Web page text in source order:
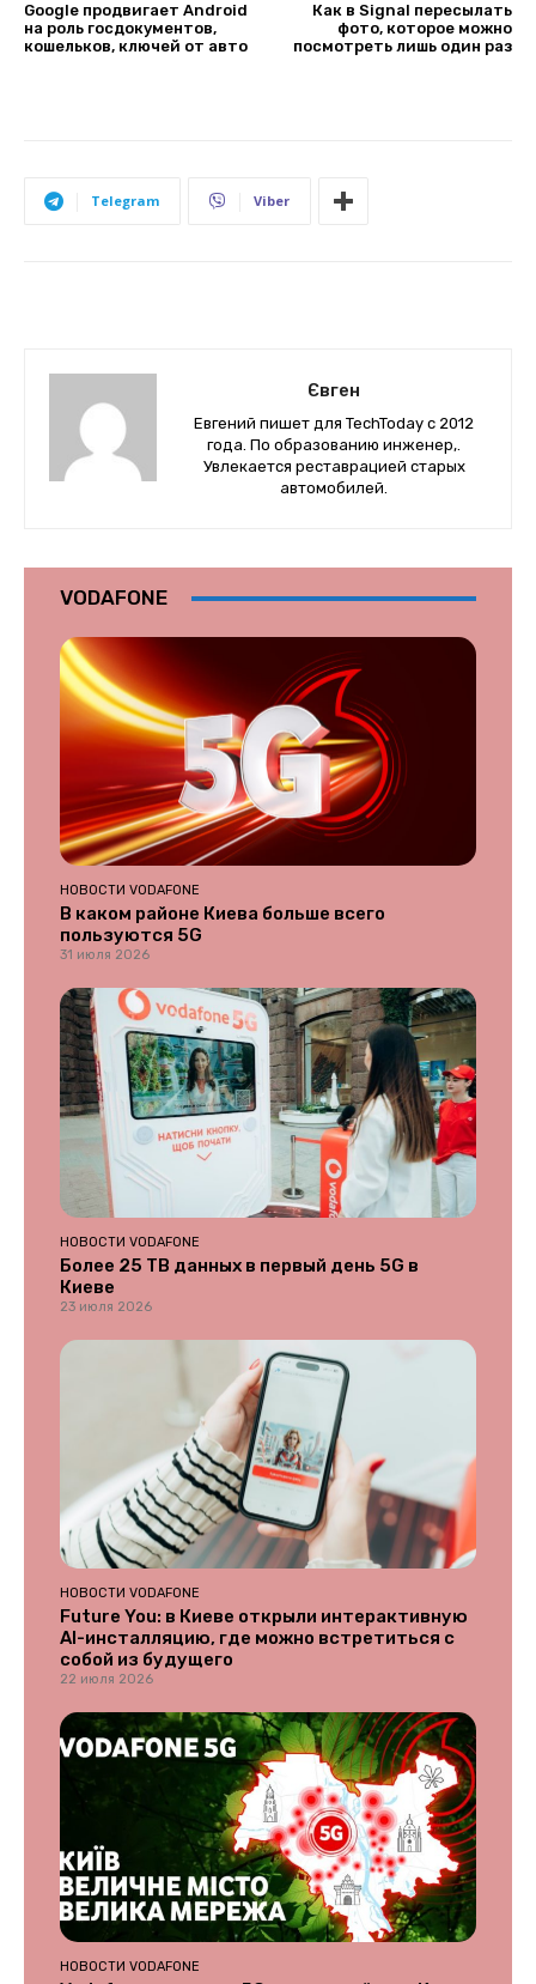
Google продвигает Android
на роль госдокументов,
кошельков, ключей от авто
Как в Signal пересылать
фото, которое можно
посмотреть лишь один раз
Telegram Viber
Євген
Евгений пишет для TechToday с 2012
года. По образованию инженер,.
Увлекается реставрацией старых
автомобилей.
VODAFONE
НОВОСТИ VODAFONE
В каком районе Киева больше всего
пользуются 5G
31 июля 2026
НОВОСТИ VODAFONE
Более 25 ТВ данных в первый день 5G в
Киеве
23 июля 2026
НОВОСТИ VODAFONE
Future You: в Киеве открыли интерактивную
AI-инсталляцию, где можно встретиться с
собой из будущего
22 июля 2026
НОВОСТИ VODAFONE